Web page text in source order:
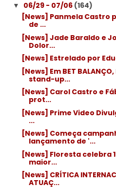
▼ 06/29 - 07/06 (164)
[News] Panmela
de ...
[News] Jade Baraldo e
Dolor...
[News] Estrelado por
[News] Em BET
stand-up...
[News] Carol Castro e
prot...
[News] Prime Video
...
[News] Começa
lançamento de '...
[News] Floresta celebra
maior...
[News] CRÍTICA
ATUAÇ...